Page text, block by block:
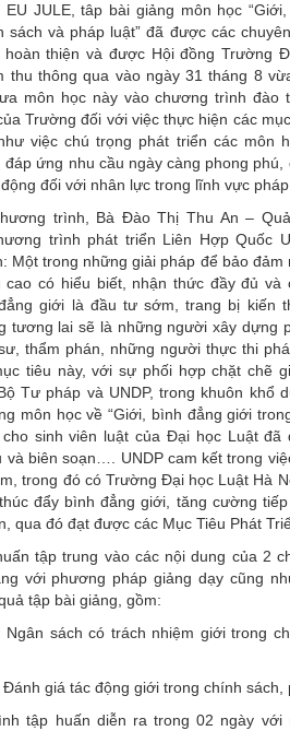
JULE, tâp bài giảng môn học
sách và pháp luật” đã được các
hoàn thiện và được Hội đồng Trường
thu thông qua vào ngày 31 tháng 8
môn học này vào chương trình đào
Trường đối với việc thực hiện các
việc chú trọng phát triển các môn
đáp ứng nhu cầu ngày càng phong phú,
đối với nhân lực trong lĩnh vực
trình, Bà Đào Thị Thu An –
trình phát triển Liên Hợp Quốc
Một trong những giải pháp để bảo đảm
cao có hiểu biết, nhận thức đầy đủ và
giới là đầu tư sớm, trang bị kiến
tương lai sẽ là những người xây dựng
thẩm phán, những người thực thi
tiêu này, với sự phối hợp chặt chẽ
Tư pháp và UNDP, trong khuôn khổ
môn học về “Giới, bình đẳng giới
cho sinh viên luật của Đại học Luật đã
và biên soạn…. UNDP cam kết trong
trong đó có Trường Đại học Luật Hà
đẩy bình đẳng giới, tăng cường
qua đó đạt được các Mục Tiêu Phát
tập trung vào các nội dung của 2
với phương pháp giảng dạy cũng
tập bài giảng, gồm:
Ngân sách có trách nhiệm giới trong
giá tác động giới trong chính sách,
tập huấn diễn ra trong 02 ngày với